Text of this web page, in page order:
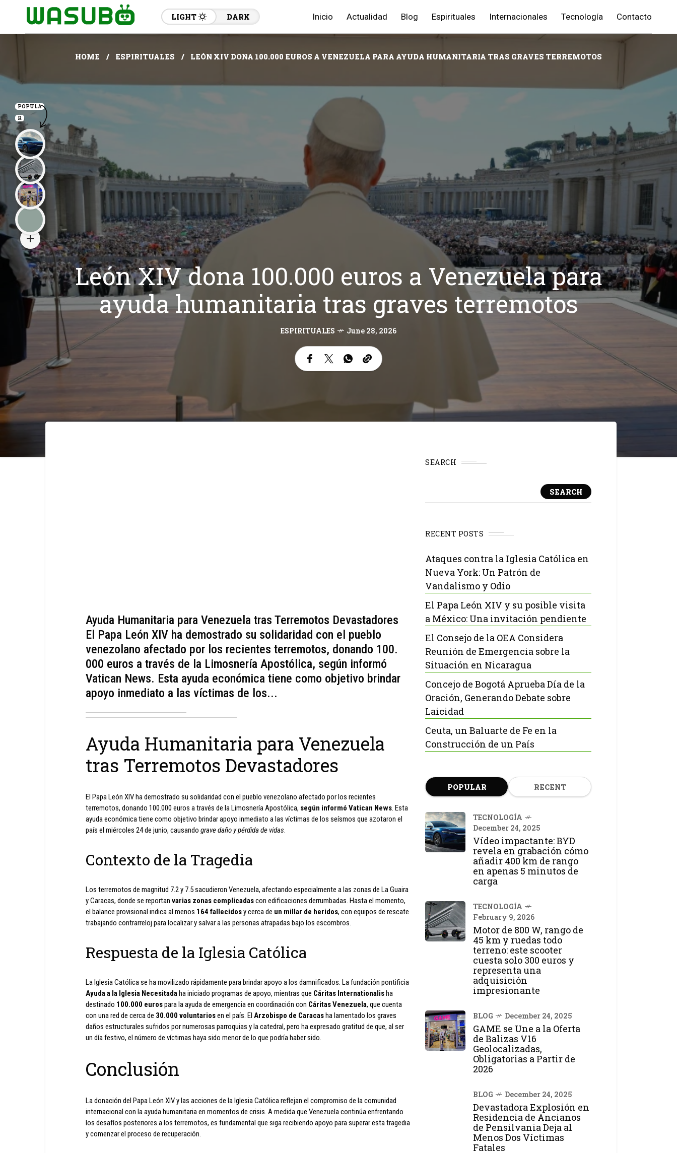
LIGHT DARK Inicio Actualidad Blog Espirituales Internacionales Tecnología Contacto
HOME ESPIRITUALES LEÓN XIV DONA 100.000 EUROS A VENEZUELA PARA AYUDA HUMANITARIA TRAS GRAVES TERREMOTOS
León XIV dona 100.000 euros a Venezuela para
ayuda humanitaria tras graves terremotos
ESPIRITUALES June 28, 2026
Ayuda Humanitaria para Venezuela tras Terremotos Devastadores
El Papa León XIV ha demostrado su solidaridad con el pueblo
venezolano afectado por los recientes terremotos, donando 100.
000 euros a través de la Limosnería Apostólica, según informó
Vatican News. Esta ayuda económica tiene como objetivo brindar
apoyo inmediato a las víctimas de los...
Ayuda Humanitaria para Venezuela
tras Terremotos Devastadores
El Papa León XIV ha demostrado su solidaridad con el pueblo venezolano afectado por los recientes
terremotos, donando 100.000 euros a través de la Limosnería Apostólica, según informó Vatican News. Esta
ayuda económica tiene como objetivo brindar apoyo inmediato a las víctimas de los seísmos que azotaron el
país el miércoles 24 de junio, causando grave daño y pérdida de vidas.
Contexto de la Tragedia
Los terremotos de magnitud 7.2 y 7.5 sacudieron Venezuela, afectando especialmente a las zonas de La Guaira
y Caracas, donde se reportan varias zonas complicadascon edificaciones derrumbadas. Hasta el momento,
el balance provisional indica al menos 164 fallecidosy cerca de un millar de heridos, con equipos de rescate
trabajando contrarreloj para localizar y salvar a las personas atrapadas bajo los escombros.
Respuesta de la Iglesia Católica
La Iglesia Católica se ha movilizado rápidamente para brindar apoyo a los damnificados. La fundación pontificia
Ayuda a la Iglesia Necesitadaha iniciado programas de apoyo, mientras que Cáritas Internationalisha
destinado 100.000 eurospara la ayuda de emergencia en coordinación con Cáritas Venezuela, que cuenta
con una red de cerca de 30.000 voluntariosen el país. El Arzobispo de Caracasha lamentado los graves
daños estructurales sufridos por numerosas parroquias y la catedral, pero ha expresado gratitud de que, al ser
un día festivo, el número de víctimas haya sido menor de lo que podría haber sido.
Conclusión
La donación del Papa León XIV y las acciones de la Iglesia Católica reflejan el compromiso de la comunidad
internacional con la ayuda humanitaria en momentos de crisis. A medida que Venezuela continúa enfrentando
los desafíos posteriores a los terremotos, es fundamental que siga recibiendo apoyo para superar esta tragedia
y comenzar el proceso de recuperación.
SEARCH
SEARCH
RECENT POSTS
Ataques contra la Iglesia Católica en
Nueva York: Un Patrón de
Vandalismo y Odio
El Papa León XIV y su posible visita
a México: Una invitación pendiente
El Consejo de la OEA Considera
Reunión de Emergencia sobre la
Situación en Nicaragua
Concejo de Bogotá Aprueba Día de la
Oración, Generando Debate sobre
Laicidad
Ceuta, un Baluarte de Fe en la
Construcción de un País
POPULAR RECENT
TECNOLOGÍA
December 24, 2025
Vídeo impactante: BYD
revela en grabación cómo
añadir 400 km de rango
en apenas 5 minutos de
carga
TECNOLOGÍA
February 9, 2026
Motor de 800 W, rango de
45 km y ruedas todo
terreno: este scooter
cuesta solo 300 euros y
representa una
adquisición
impresionante
BLOG December 24, 2025
GAME se Une a la Oferta
de Balizas V16
Geolocalizadas,
Obligatorias a Partir de
2026
BLOG December 24, 2025
Devastadora Explosión en
Residencia de Ancianos
de Pensilvania Deja al
Menos Dos Víctimas
Fatales
POPULA
R